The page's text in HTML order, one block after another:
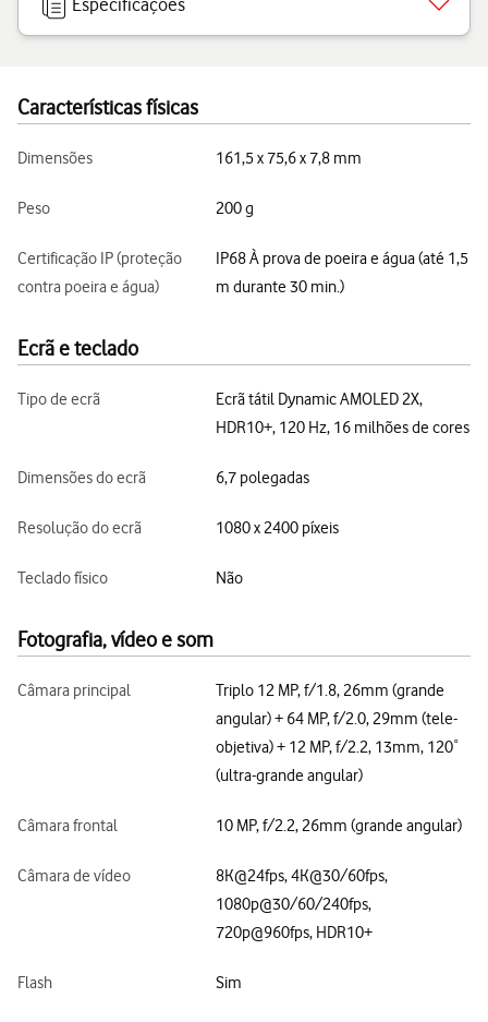
Especificações
Características físicas
Dimensões 161,5 x 75,6 x 7,8 mm
Peso 200 g
Certificação IP (proteção
contra poeira e água)
IP68 À prova de poeira e água (até 1,5
m durante 30 min.)
Ecrã e teclado
Tipo de ecrã
Ecrã tátil Dynamic AMOLED 2X,
HDR10+, 120 Hz, 16 milhões de cores
Dimensões do ecrã 6,7 polegadas
Resolução do ecrã 1080 x 2400 píxeis
Teclado físico Não
Fotografia, vídeo e som
Câmara principal
Triplo 12 MP, f/1.8, 26mm (grande
angular) + 64 MP, f/2.0, 29mm (tele-
objetiva) + 12 MP, f/2.2, 13mm, 120˚
(ultra-grande angular)
Câmara frontal 10 MP, f/2.2, 26mm (grande angular)
Câmara de vídeo
8K@24fps, 4K@30/60fps,
1080p@30/60/240fps,
720p@960fps, HDR10+
Flash Sim